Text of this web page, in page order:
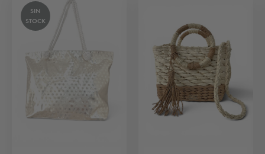
SIN
STOCK